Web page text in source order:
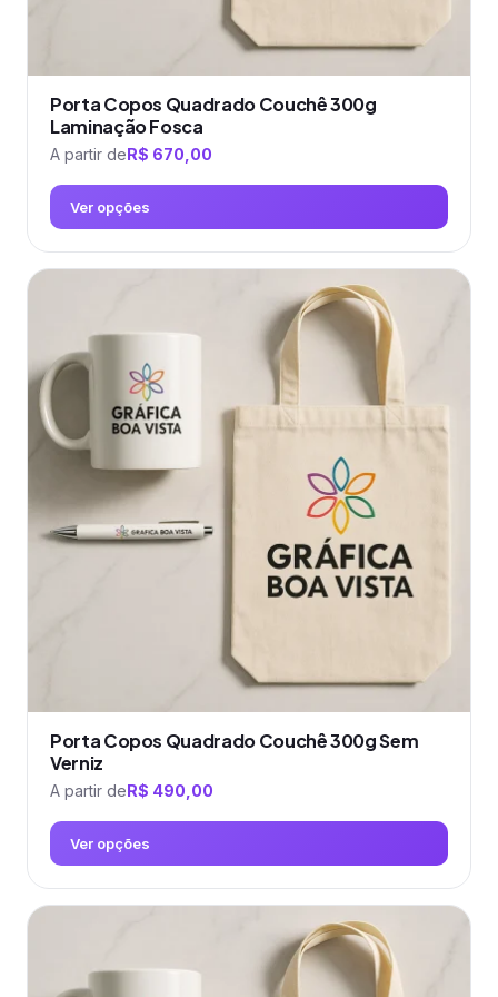
Porta Copos Quadrado Couchê 300g
Laminação Fosca
A partir deR$ 670,00
Ver opções
Este
produto
várias
variantes.
As
opções
escolhidas
na
Porta Copos Quadrado Couchê 300g Sem
Verniz
A partir deR$ 490,00
Ver opções
Este
produto
várias